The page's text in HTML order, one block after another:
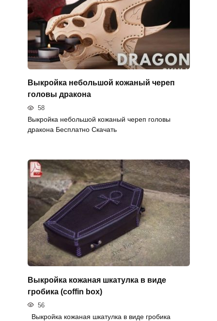
Выкройка небольшой кожаный череп
головы дракона
58
Выкройка небольшой кожаный череп головы
дракона Бесплатно Скачать
Выкройка кожаная шкатулка в виде
гробика (coffin box)
56
Выкройка кожаная шкатулка в виде гробика